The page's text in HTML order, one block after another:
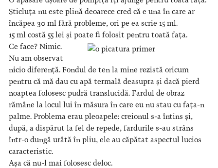
Sticluța nu este plină deoarece cred că e una în care ar
încăpea 30 ml fără probleme, ori pe ea scrie 15 ml.
15 ml costă 55 lei și poate fi folosit pentru toată fața.
Ce face? Nimic.
Nu am observat
nicio diferență. Fondul de ten la mine rezistă oricum
pentru că mă dau cu apă termală deasupra și dacă pierd
noaptea folosesc pudră translucidă. Fardul de obraz
rămâne la locul lui în măsura în care eu nu stau cu fața-n
palme. Problema erau pleoapele: creionul s-a întins și,
după, a dispărut la fel de repede, fardurile s-au strâns
într-o dungă urâtă în pliu, ele au căpătat aspectul lucios
caracteristic.
Așa că nu-l mai folosesc deloc.